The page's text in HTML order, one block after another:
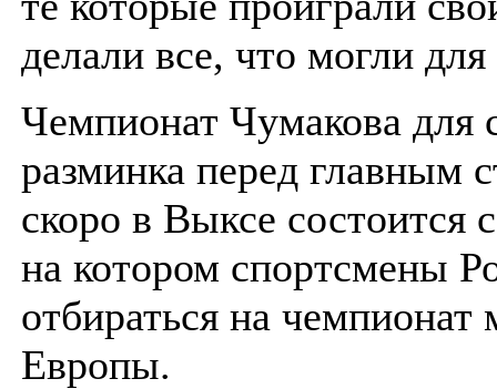
делали все, что могли
Чемпионат Чумакова для
разминка перед главным
скоро в Выксе состоится
на котором спортсмены
отбираться на чемпионат
Европы.